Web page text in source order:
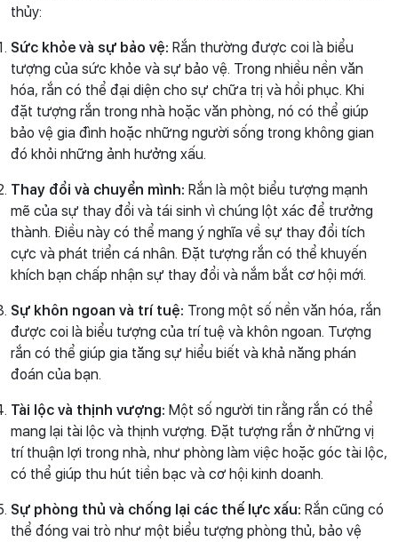
thủy:
Sức khỏe và sự bảo vệ: Rắn thường được coi là biểu
tượng của sức khỏe và sự bảo vệ. Trong nhiều nền văn
hóa, rắn có thể đại diện cho sự chữa trị và hồi phục. Khi
đặt tượng rắn trong nhà hoặc văn phòng, nó có thể giúp
bảo vệ gia đình hoặc những người sống trong không gian
đó khỏi những ảnh hưởng xấu.
Thay đổi và chuyển mình: Rắn là một biểu tượng mạnh
mẽ của sự thay đổi và tái sinh vì chúng lột xác để trưởng
thành. Điều này có thể mang ý nghĩa về sự thay đổi tích
cực và phát triển cá nhân. Đặt tượng rắn có thể khuyến
khích bạn chấp nhận sự thay đổi và nắm bắt cơ hội mới.
Sự khôn ngoan và trí tuệ: Trong một số nền văn hóa, rắn
được coi là biểu tượng của trí tuệ và khôn ngoan. Tượng
rắn có thể giúp gia tăng sự hiểu biết và khả năng phán
đoán của bạn.
Tài lộc và thịnh vượng: Một số người tin rằng rắn có thể
mang lại tài lộc và thịnh vượng. Đặt tượng rắn ở những vị
trí thuận lợi trong nhà, như phòng làm việc hoặc góc tài lộc,
có thể giúp thu hút tiền bạc và cơ hội kinh doanh.
Sự phòng thủ và chống lại các thế lực xấu: Rắn cũng có
thể đóng vai trò như một biểu tượng phòng thủ, bảo vệ